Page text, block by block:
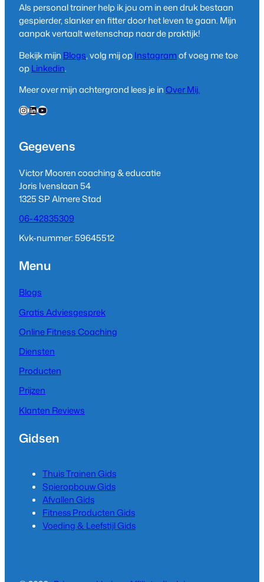
Als personal trainer help ik jou om in een druk bestaan
gespierder, slanker en fitter door het leven te gaan. Mijn
aanpak vertaalt wetenschap naar de praktijk!
Bekijk mijn Blogs, volg mij opInstagramof voeg me toe
opLinkedin.
Meer over mijn achtergrond lees je inOver Mij.
InstagramLinkedIn YouTube
Gegevens
Victor Mooren coaching & educatie
Joris Ivenslaan 54
1325 SP Almere Stad
06-42835309
Kvk-nummer: 59645512
Menu
Blogs
Gratis Adviesgesprek
Online Fitness Coaching
Diensten
Producten
Prijzen
Klanten Reviews
Gidsen
Thuis Trainen Gids
Spieropbouw Gids
Afvallen Gids
Fitness Producten Gids
Voeding & Leefstijl Gids